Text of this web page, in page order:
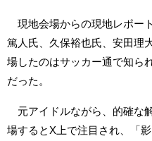
現地会場からの現地レポー
篤人氏、久保裕也氏、安田理
場したのはサッカー通で知ら
だった。
元アイドルながら、的確な
場するとX上で注目され、「